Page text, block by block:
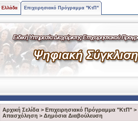
Ελλάδα Επιχειρησιακό Πρόγραμμα "ΚτΠ"
Αρχική Σελίδα > Επιχειρησιακό Πρόγραμμα "ΚτΠ" >
Aπασχόληση > Δημόσια Διαβούλευση